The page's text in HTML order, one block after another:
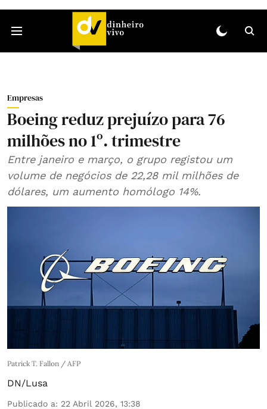
Empresas
Boeing reduz prejuízo para 76
milhões no 1º. trimestre
Entre janeiro e março, o grupo registou um
volume de negócios de 22,28 mil milhões de
dólares, um aumento homólogo 14%.
Patrick T. Fallon / AFP
DN/Lusa
Publicado a: 22 Abril 2026, 13:38